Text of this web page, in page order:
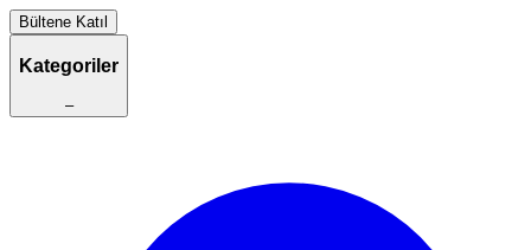
Bültene Katıl
Kategoriler
–